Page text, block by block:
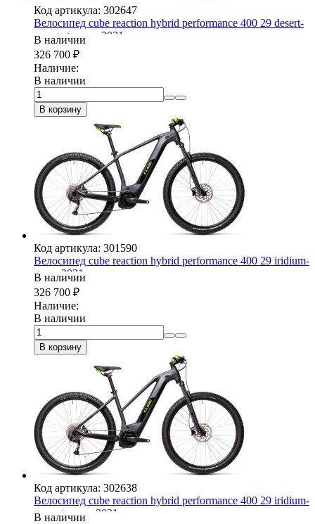
Код артикула: 302647
Велосипед cube reaction hybrid performance 400 29 desert-
orange trapeze 2021
В наличии
326 700 ₽
Наличие:
В наличии
В корзину
Код артикула: 301590
Велосипед cube reaction hybrid performance 400 29 iridium-
green 2021
В наличии
326 700 ₽
Наличие:
В наличии
В корзину
Код артикула: 302638
Велосипед cube reaction hybrid performance 400 29 iridium-
green trapeze 2021
В наличии